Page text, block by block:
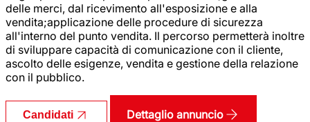
delle merci, dal ricevimento all'esposizione e alla
vendita;applicazione delle procedure di sicurezza
all'interno del punto vendita. Il percorso permetterà inoltre
di sviluppare capacità di comunicazione con il cliente,
ascolto delle esigenze, vendita e gestione della relazione
con il pubblico.
Candidati Dettaglio annuncio